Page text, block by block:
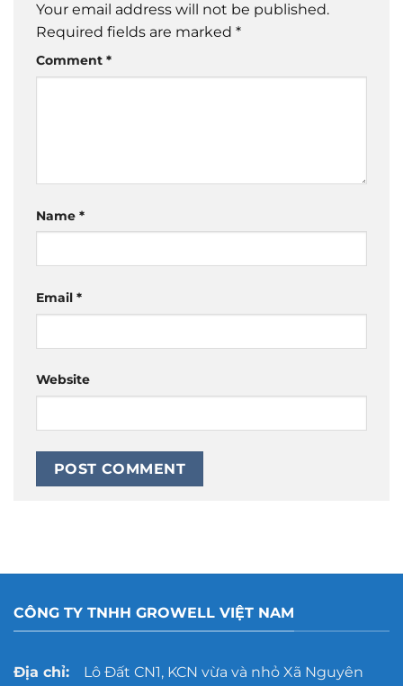
Your email address will not be published.
Required fields are marked *
Comment *
Name *
Email *
Website
CÔNG TY TNHH GROWELL VIỆT NAM
Địa chỉ:Lô Đất CN1, KCN vừa và nhỏ Xã Nguyên